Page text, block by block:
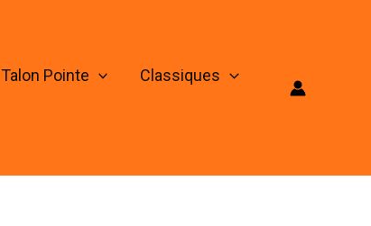
Talon Pointe
Classiques